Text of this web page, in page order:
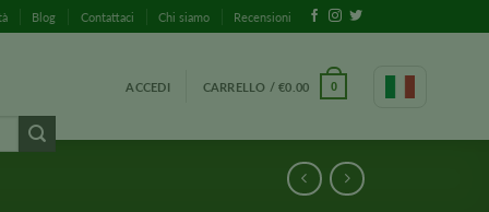
Blog Contattaci Chi siamo Recensioni
ACCEDI CARRELLO /€0.00 0